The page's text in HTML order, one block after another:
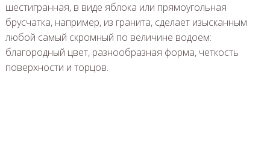
шестигранная, в виде яблока или прямоугольная
брусчатка, например, из гранита, сделает изысканным
любой самый скромный по величине водоем:
благородный цвет, разнообразная форма, четкость
поверхности и торцов.